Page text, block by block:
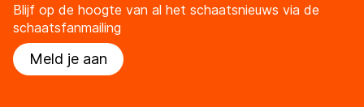
Blijf op de hoogte van al het schaatsnieuws via de
schaatsfanmailing
Meld je aan